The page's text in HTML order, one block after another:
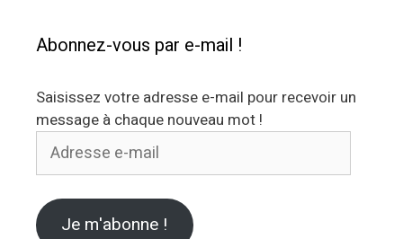
Abonnez-vous par e-mail !
Saisissez votre adresse e-mail pour recevoir un
message à chaque nouveau mot !
Adresse
Je m'abonne !